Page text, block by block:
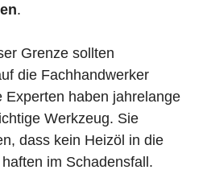
.
Grenze sollten
die Fachhandwerker
Experten haben jahrelange
Werkzeug. Sie
dass kein Heizöl in die
im Schadensfall.